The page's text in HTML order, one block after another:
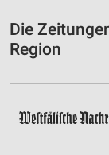
Die
Region